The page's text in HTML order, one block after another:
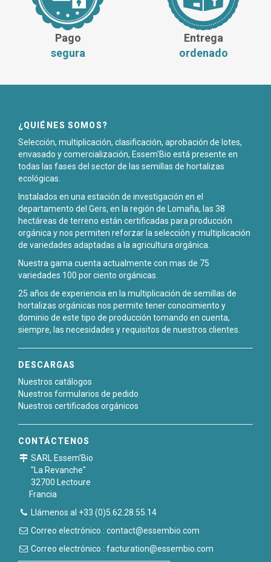
Pago
segura
Entrega
ordenado
¿QUIÉNES SOMOS?
Selección, multiplicación, clasificación, aprobación de lotes,
envasado y comercialización, Essem'Bio está presente en
todas las fases del sector de las semillas de hortalizas
ecológicas.
Instalados en una estación de investigación en el
departamento del Gers, en la región de Lomaña, las 38
hectáreas de terreno están certificadas para producción
orgánica y nos permiten reforzar la selección y multiplicación
de variedades adaptadas a la agricultura orgánica.
Nuestra gama cuenta actualmente con mas de 75
variedades 100 por ciento orgánicas.
25 años de experiencia en la multiplicación de semillas de
hortalizas orgánicas nos permite tener conocimiento y
dominio de este tipo de producción tomando en cuenta,
siempre, las necesidades y requisitos de nuestros clientes.
DESCARGAS
Nuestros catálogos
Nuestros formularios de pedido
Nuestros certificados orgánicos
CONTÁCTENOS
SARL Essem'Bio
"La Revanche"
32700 Lectoure
Francia
Llámenos al +33 (0)5.62.28.55.14
Correo electrónico : contact@essembio.com
Correo electrónico : facturation@essembio.com